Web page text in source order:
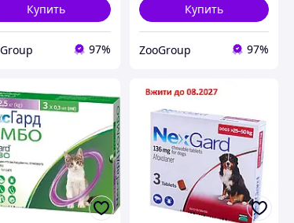
Купить
97%
Купить
ZooGroup 97%